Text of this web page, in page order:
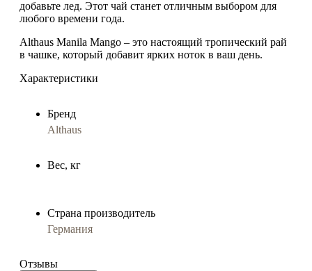
добавьте лед. Этот чай станет отличным выбором для
любого времени года.
Althaus Manila Mango – это настоящий тропический рай
в чашке, который добавит ярких ноток в ваш день.
Характеристики
Бренд
Althaus
Вес, кг
Страна производитель
Германия
Отзывы